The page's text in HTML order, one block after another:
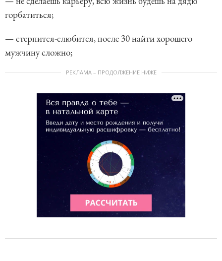
горбатиться;
— стерпится-слюбится, после 30 найти хорошего
мужчину сложно;
РЕКЛАМА – ПРОДОЛЖЕНИЕ НИЖЕ